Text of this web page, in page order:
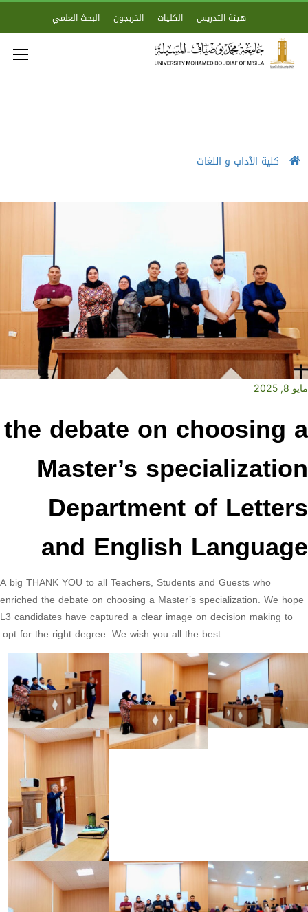
هيئة التدريس الكليات الخريجون البحث العلمي
كلية الآداب و اللغات
مايو 8, 2025
the debate on choosing a
Master’s specialization
Department of Letters
and English Language
A big THANK YOU to all Teachers, Students and Guests who
enriched the debate on choosing a Master’s specialization. We hope
L3 candidates have captured a clear image on decision making to
opt for the right degree. We wish you all the best.